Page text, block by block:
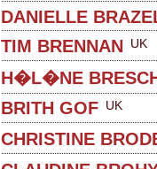
DANIELLE
TIM BRENNAN
UK
H�L�NE
BRITH GOF UK
CHRISTINE